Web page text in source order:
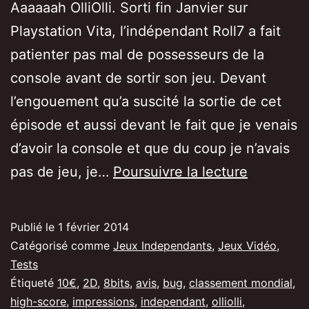
Aaaaaah OlliOlli. Sorti fin Janvier sur
Playstation Vita, l’indépendant Roll7 a fait
patienter pas mal de possesseurs de la
console avant de sortir son jeu. Devant
l’engouement qu’a suscité la sortie de cet
épisode et aussi devant le fait que je venais
d’avoir la console et que du coup je n’avais
pas de jeu, je… Poursuivre la lecture
jeu
les
Publié le 1 février 2014
Catégorisé comme Jeux Independants, Jeux Vidéo,
Tests
Étiqueté 10€, 2D, 8bits, avis, bug, classement mondial,
high-score, impressions, independant, olliolli,